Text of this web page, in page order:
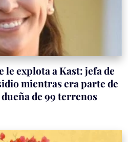
explota a Kast: jefa de
mientras era parte de
de 99 terrenos